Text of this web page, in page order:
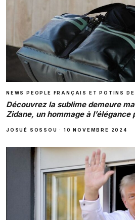
NEWS PEOPLE FRANÇAIS ET POTINS
Découvrez la sublime demeure
Zidane, un hommage à l’élégance
JOSUÉ SOSSOU ·10 NOVEMBRE 2024